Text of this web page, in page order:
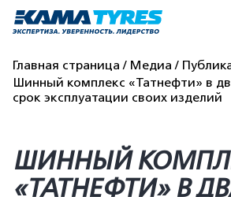
Главная страница Медиа
Шинный комплекс «Татнефти» в
срок эксплуатации своих изделий
ШИННЫЙ
«ТАТНЕФТИ» В